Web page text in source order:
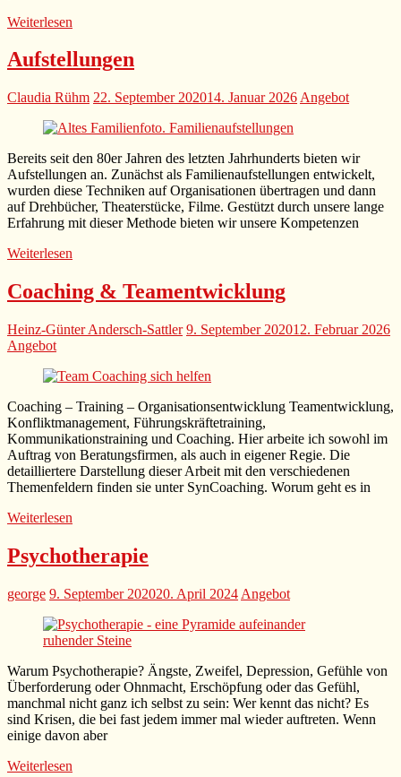
Weiterlesen
Aufstellungen
Claudia Rühm 22. September 202014. Januar 2026 Angebot
Bereits seit den 80er Jahren des letzten Jahrhunderts bieten wir
Aufstellungen an. Zunächst als Familienaufstellungen entwickelt,
wurden diese Techniken auf Organisationen übertragen und dann
auf Drehbücher, Theaterstücke, Filme. Gestützt durch unsere lange
Erfahrung mit dieser Methode bieten wir unsere Kompetenzen
Weiterlesen
Coaching & Teamentwicklung
Heinz-Günter Andersch-Sattler 9. September 202012. Februar 2026
Angebot
Coaching – Training – Organisationsentwicklung Teamentwicklung,
Konfliktmanagement, Führungskräftetraining,
Kommunikationstraining und Coaching. Hier arbeite ich sowohl im
Auftrag von Beratungsfirmen, als auch in eigener Regie. Die
detailliertere Darstellung dieser Arbeit mit den verschiedenen
Themenfeldern finden sie unter SynCoaching. Worum geht es in
Weiterlesen
Psychotherapie
george 9. September 202020. April 2024 Angebot
Warum Psychotherapie? Ängste, Zweifel, Depression, Gefühle von
Überforderung oder Ohnmacht, Erschöpfung oder das Gefühl,
manchmal nicht ganz ich selbst zu sein: Wer kennt das nicht? Es
sind Krisen, die bei fast jedem immer mal wieder auftreten. Wenn
einige davon aber
Weiterlesen